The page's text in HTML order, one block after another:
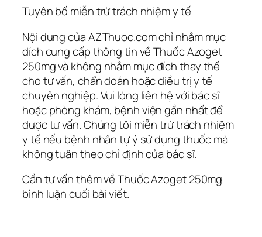
Tuyên bố miễn trừ trách nhiệm y tế
Nội dung của AZThuoc.com chỉ nhằm mục
đích cung cấp thông tin về Thuốc Azoget
250mg và không nhằm mục đích thay thế
cho tư vấn, chẩn đoán hoặc điều trị y tế
chuyên nghiệp. Vui lòng liên hệ với bác sĩ
hoặc phòng khám, bệnh viện gần nhất để
được tư vấn. Chúng tôi miễn trừ trách nhiệm
y tế nếu bệnh nhân tự ý sử dụng thuốc mà
không tuân theo chỉ định của bác sĩ.
Cần tư vấn thêm về Thuốc Azoget 250mg
bình luận cuối bài viết.